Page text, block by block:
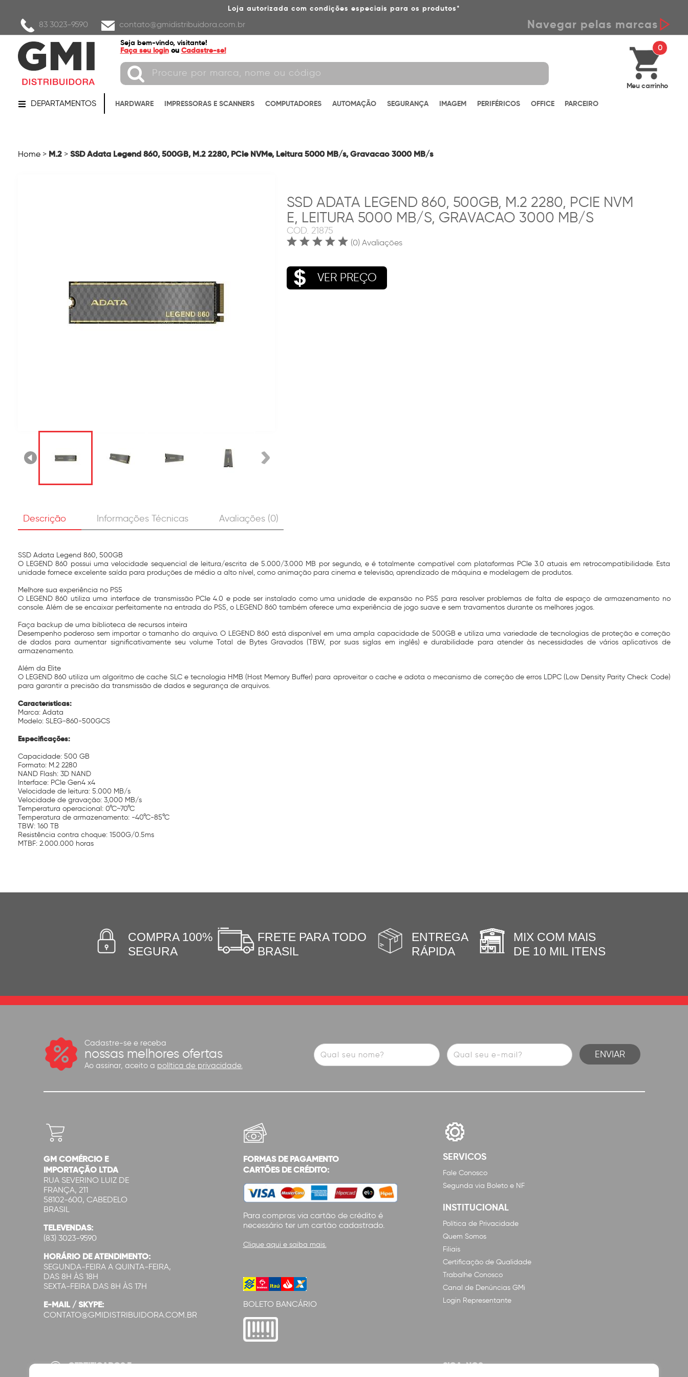
Loja autorizada com condições especiais para os produtos*
83 3023-9590 contato@gmidistribuidora.com.br Navegar pelas marcas
Seja bem-vindo, visitante!
Faça seu login ou Cadastre-se! 0
Meu carrinho
DEPARTAMENTOS HARDWARE IMPRESSORAS E SCANNERS COMPUTADORES AUTOMAÇÃO SEGURANÇA IMAGEM PERIFÉRICOS OFFICE PARCEIRO
Home > M.2 > SSD Adata Legend 860, 500GB, M.2 2280, PCIe NVMe, Leitura 5000 MB/s, Gravacao 3000 MB/s
SSD ADATA LEGEND 860, 500GB, M.2 2280, PCIE NVM
E, LEITURA 5000 MB/S, GRAVACAO 3000 MB/S
COD. 21875
(0) Avaliações
VER PREÇO
Descrição Informações Técnicas Avaliações (0)
SSD Adata Legend 860, 500GB
O LEGEND 860 possui uma velocidade sequencial de leitura/escrita de 5.000/3.000 MB por segundo, e é totalmente compatível com plataformas PCIe 3.0 atuais em retrocompatibilidade. Esta
unidade fornece excelente saída para produções de médio a alto nível, como animação para cinema e televisão, aprendizado de máquina e modelagem de produtos.
Melhore sua experiência no PS5
O LEGEND 860 utiliza uma interface de transmissão PCIe 4.0 e pode ser instalado como uma unidade de expansão no PS5 para resolver problemas de falta de espaço de armazenamento no
console. Além de se encaixar perfeitamente na entrada do PS5, o LEGEND 860 também oferece uma experiência de jogo suave e sem travamentos durante os melhores jogos.
Faça backup de uma biblioteca de recursos inteira
Desempenho poderoso sem importar o tamanho do arquivo. O LEGEND 860 está disponível em uma ampla capacidade de 500GB e utiliza uma variedade de tecnologias de proteção e correção
de dados para aumentar significativamente seu volume Total de Bytes Gravados (TBW, por suas siglas em inglês) e durabilidade para atender às necessidades de vários aplicativos de
armazenamento.
Além da Elite
O LEGEND 860 utiliza um algoritmo de cache SLC e tecnologia HMB (Host Memory Buffer) para aproveitar o cache e adota o mecanismo de correção de erros LDPC (Low Density Parity Check Code)
para garantir a precisão da transmissão de dados e segurança de arquivos.
Características:
Marca: Adata
Modelo: SLEG-860-500GCS
Especificações:
Capacidade: 500 GB
Formato: M.2 2280
NAND Flash: 3D NAND
Interface: PCIe Gen4 x4
Velocidade de leitura: 5.000 MB/s
Velocidade de gravação: 3,000 MB/s
Temperatura operacional: 0°C~70°C
Temperatura de armazenamento: -40°C-85°C
TBW: 160 TB
Resistência contra choque: 1500G/0.5ms
MTBF: 2.000.000 horas
COMPRA 100%
SEGURA
FRETE PARA TODO
BRASIL
ENTREGA
RÁPIDA
MIX COM MAIS
DE 10 MIL ITENS
Cadastre-se e receba
nossas melhores ofertas
Ao assinar, aceito a política de privacidade.
GM COMÉRCIO E
IMPORTAÇÃO LTDA
RUA SEVERINO LUIZ DE
FRANÇA, 211
58102-600, CABEDELO
BRASIL
TELEVENDAS:
(83) 3023-9590
HORÁRIO DE ATENDIMENTO:
SEGUNDA-FEIRA A QUINTA-FEIRA,
DAS 8H ÀS 18H
SEXTA-FEIRA DAS 8H ÀS 17H
E-MAIL / SKYPE:
CONTATO@GMIDISTRIBUIDORA.COM.BR
FORMAS DE PAGAMENTO
CARTÕES DE CRÉDITO:
Para compras via cartão de crédito é
necessário ter um cartão cadastrado.
Clique aqui e saiba mais.
BOLETO BANCÁRIO
SERVICOS
Fale Conosco
Segunda via Boleto e NF
INSTITUCIONAL
Política de Privacidade
Quem Somos
Filiais
Certificação de Qualidade
Trabalhe Conosco
Canal de Denúncias GMi
Login Representante
CERTIFICADOS E
SIGA-NOS